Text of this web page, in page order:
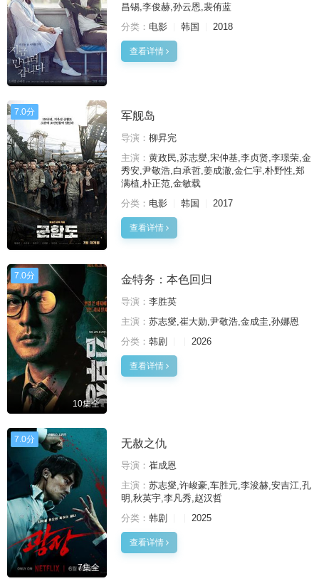
昌锡,李俊赫,孙云恩,裴侑蓝
分类： 电影 韩国 2018
查看详情
7.0分 军舰岛
导演： 柳昇完
主演： 黄政民,苏志燮,宋仲基,李贞贤,李璟荣,金
秀安,尹敬浩,白承哲,姜成澈,金仁宇,朴野性,郑
满植,朴正范,金敏载
分类： 电影 韩国 2017
查看详情
7.0分
10集全
金特务：本色回归
导演： 李胜英
主演： 苏志燮,崔大勋,尹敬浩,金成圭,孙娜恩
分类： 韩剧 2026
查看详情
7.0分
7集全
无赦之仇
导演： 崔成恩
主演： 苏志燮,许峻豪,车胜元,李浚赫,安吉江,孔
明,秋英宇,李凡秀,赵汉哲
分类： 韩剧 2025
查看详情